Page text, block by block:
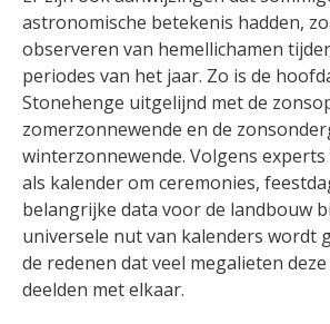
astronomische betekenis hadden,
observeren van hemellichamen
periodes van het jaar. Zo is de
Stonehenge uitgelijnd met de
zomerzonnewende en de
winterzonnewende. Volgens
als kalender om ceremonies,
belangrijke data voor de landbouw
universele nut van kalenders wordt
de redenen dat veel megalieten
deelden met elkaar.